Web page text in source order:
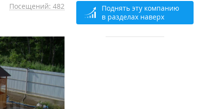
Посещений: 482
Поднять эту компанию
в разделах наверх